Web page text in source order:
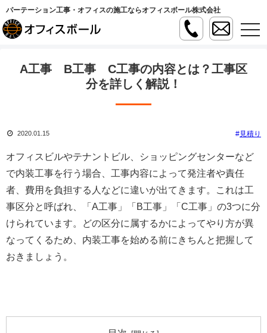
パーテーション工事・オフィスの施工ならオフィスボール株式会社
t
o
t
o
n
A工事 B工事 C工事の内容とは？工事区
分を詳しく解説！
2020.01.15 見積り
オフィスビルやテナントビル、ショッピングセンターなど
で内装工事を行う場合、工事内容によって発注者や責任
者、費用を負担する人などに違いが出てきます。これは工
事区分と呼ばれ、「 A工事」「 B工事」「 C工事」の3つに分
けられています。どの区分に属するかによってやり方が異
なってくるため、内装工事を始める前にきちんと把握して
おきましょう。